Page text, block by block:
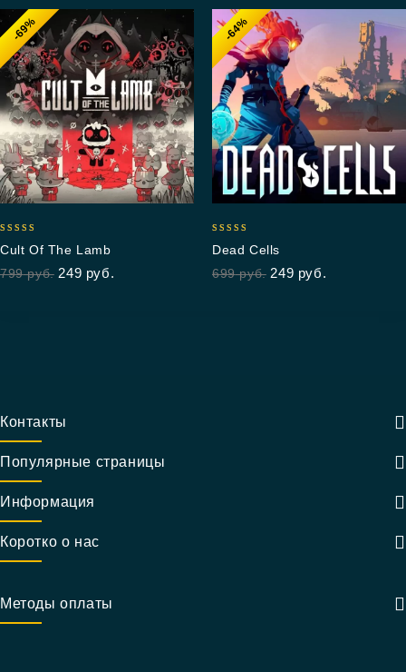
-69%
out of 5
Cult Of The Lamb
799руб. 249 руб.
-64%
out of 5
Dead Cells
699руб. 249 руб.
Контакты
Популярные страницы
Информация
Коротко о нас
Методы оплаты